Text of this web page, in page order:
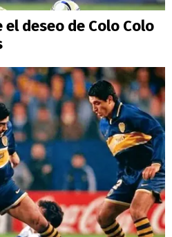
el deseo de Colo Colo